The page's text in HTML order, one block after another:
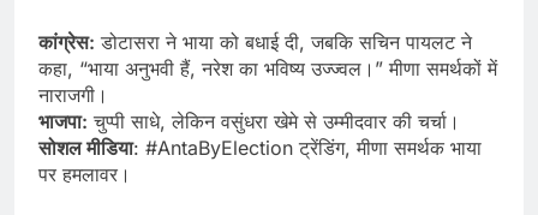
कांग्रेस: डोटासरा ने भाया को बधाई दी, जबकि सचिन पायलट ने
कहा, “भाया अनुभवी हैं, नरेश का भविष्य उज्ज्वल।” मीणा समर्थकों में
नाराजगी।
भाजपा: चुप्पी साधे, लेकिन वसुंधरा खेमे से उम्मीदवार की चर्चा।
सोशल मीडिया: #AntaByElection ट्रेंडिंग, मीणा समर्थक भाया
पर हमलावर।